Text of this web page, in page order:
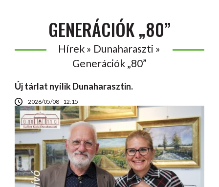
GENERÁCIÓK „80”
Hírek » Dunaharaszti »
Generációk „80”
Új tárlat nyílik Dunaharasztin.
2026/05/08 - 12:15